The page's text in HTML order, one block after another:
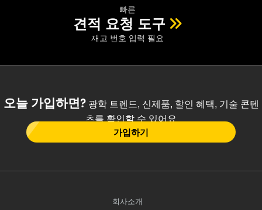
빠른
견적 요청 도구
재고 번호 입력 필요
오늘 가입하면?광학 트렌드, 신제품, 할인 혜택, 기술 콘텐
츠를 확인할 수 있어요
가입하기
회사소개